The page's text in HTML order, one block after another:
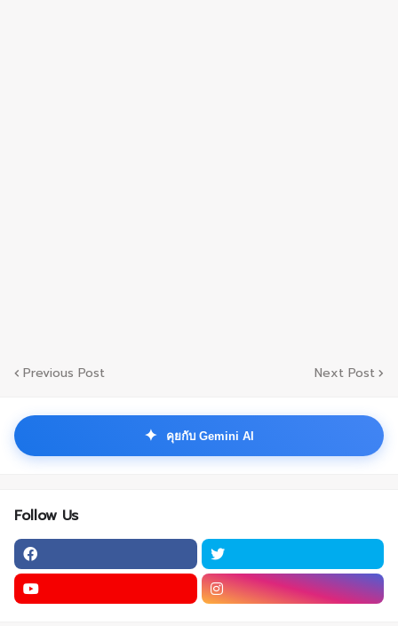
Previous Post Next Post
✦ คุยกับ Gemini AI
Follow Us